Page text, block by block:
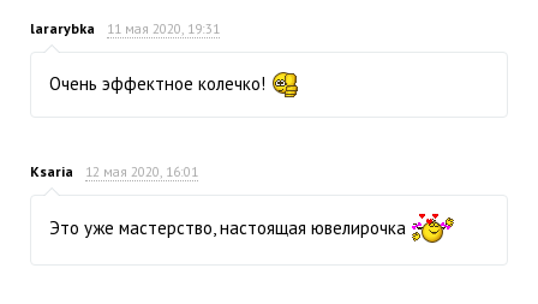
lararybka 11 мая 2020, 19:31
Очень эффектное колечко!
Ksaria 12 мая 2020, 16:01
Это уже мастерство, настоящая ювелирочка